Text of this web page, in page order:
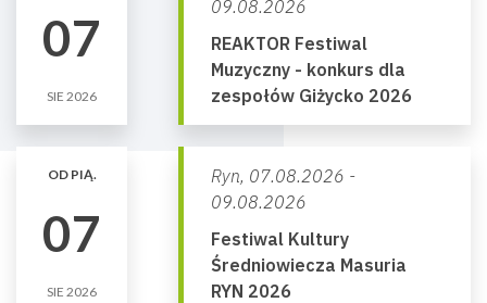
07
SIE 2026
09.08.2026
REAKTOR Festiwal
Muzyczny - konkurs dla
zespołów Giżycko 2026
OD PIĄ.
07
SIE 2026
Ryn, 07.08.2026 -
09.08.2026
Festiwal Kultury
Średniowiecza Masuria
RYN 2026